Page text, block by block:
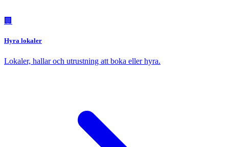
🏢
Hyra lokaler
Lokaler, hallar och utrustning att boka eller hyra.